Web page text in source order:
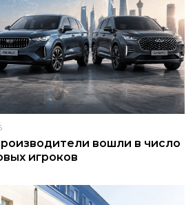
вошли в число
игроков